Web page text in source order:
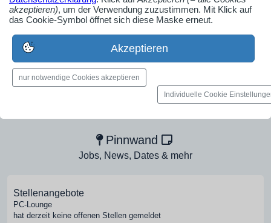
Industrieunternehmen
Erstelle jetzt ein gratis Firmenprofil für dein Unternehmen:
jetzt registrieren
Medien-Galerie
Pinnwand
Jobs, News, Dates & mehr
Stellenangebote
PC-Lounge
hat derzeit keine offenen Stellen gemeldet
akzeptieren), um der Verwendung zuzustimmen. Mit Klick auf
das Cookie-Symbol öffnet sich diese Maske erneut.
Akzeptieren
nur notwendige Cookies akzeptieren
Individuelle Cookie